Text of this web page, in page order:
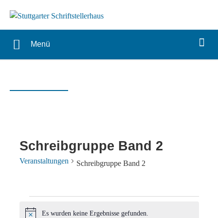
Menü
Schreibgruppe Band 2
Veranstaltungen Schreibgruppe Band 2
Veranstaltungen
Es wurden keine Ergebnisse gefunden.